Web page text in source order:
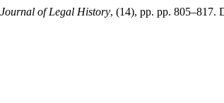
of Legal History, (14), pp. pp. 805–817.